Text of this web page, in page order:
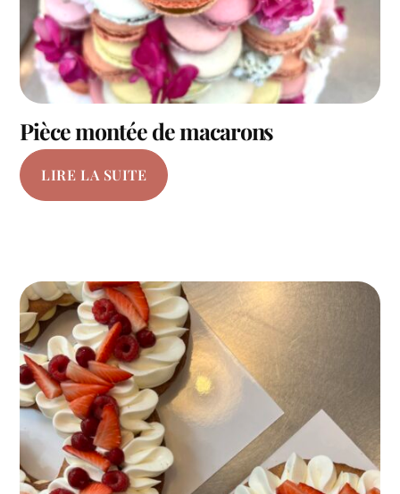
Pièce montée de macarons
LIRE LA SUITE